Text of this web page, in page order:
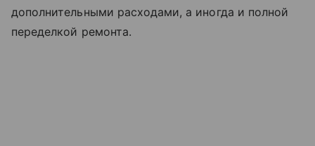
дополнительными расходами, а иногда и полной
переделкой ремонта.